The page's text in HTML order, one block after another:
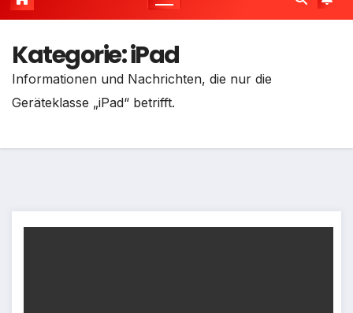
Kategorie:iPad
Informationen und Nachrichten, die nur die
Geräteklasse „iPad“ betrifft.